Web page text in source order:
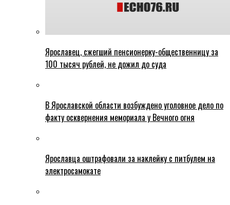
Ярославец, сжегший пенсионерку-общественницу за
100 тысяч рублей, не дожил до суда
В Ярославской области возбуждено уголовное дело по
факту осквернения мемориала у Вечного огня
Ярославца оштрафовали за наклейку с питбулем на
электросамокате